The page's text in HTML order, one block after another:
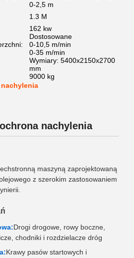
0-2,5 m
1.3 M
162 kw
Dostosowane
0-10,5 m/min
0-35 m/min
Wymiary: 5400x2150x2700
mm
9000 kg
nachylenia
maszyną zaprojektowaną
z szerokim zastosowaniem
Drogi drogowe, rowy boczne,
chodniki i rozdzielacze dróg
Krawy pasów startowych i